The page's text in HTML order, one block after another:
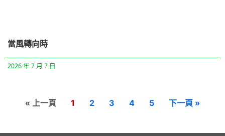
當風轉向時
2026 年 7 月 7 日
« 上一頁 1 2 3 4 5 下一頁 »